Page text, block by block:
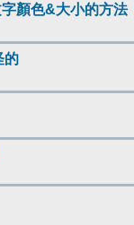
顏色&大小的方法
的